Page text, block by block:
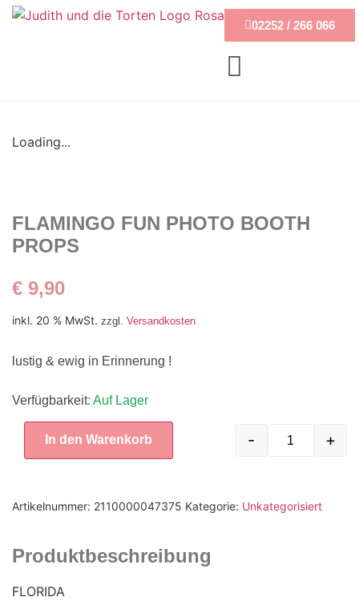
02252 / 266 066
Loading...
FLAMINGO FUN PHOTO BOOTH
PROPS
€ 9,90
inkl. 20 % MwSt. zzgl. Versandkosten
lustig & ewig in Erinnerung !
Verfügbarkeit: Auf Lager
- +
In den Warenkorb
Artikelnummer: 2110000047375 Kategorie: Unkategorisiert
Produktbeschreibung
FLORIDA